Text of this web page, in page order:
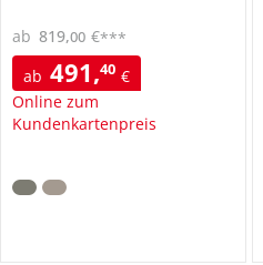
ab 491,40 €
Online zum
Kundenkartenpreis
ab 819,00 €***